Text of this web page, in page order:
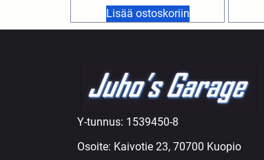
Lisää ostoskoriin
Y-tunnus: 1539450-8
Osoite: Kaivotie 23, 70700 Kuopio